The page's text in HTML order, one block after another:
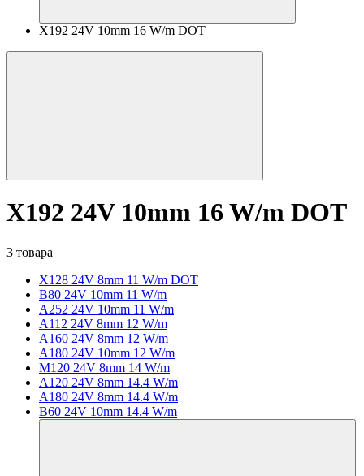
X192 24V 10mm 16 W/m DOT
X192 24V 10mm 16 W/m DOT
3 товара
X128 24V 8mm 11 W/m DOT
B80 24V 10mm 11 W/m
A252 24V 10mm 11 W/m
A112 24V 8mm 12 W/m
A160 24V 8mm 12 W/m
A180 24V 10mm 12 W/m
M120 24V 8mm 14 W/m
A120 24V 8mm 14.4 W/m
A180 24V 8mm 14.4 W/m
B60 24V 10mm 14.4 W/m